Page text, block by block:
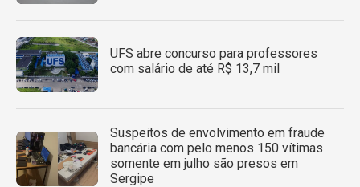
UFS abre concurso para professores
com salário de até R$ 13,7 mil
Suspeitos de envolvimento em fraude
bancária com pelo menos 150 vítimas
somente em julho são presos em
Sergipe